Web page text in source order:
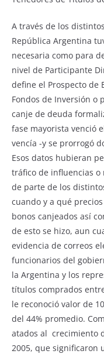
A través de los
República Argentina
necesaria como para
nivel de Participante
define el Prospecto de
Fondos de Inversión o
canje de deuda
fase mayorista venció
vencía -y se prorrogó
Esos datos hubieran
tráfico de influencias
de parte de los
cuando y a qué
bonos canjeados así
de esto se hizo, aun
evidencia de correos
funcionarios del
la Argentina y los
títulos comprados
le reconoció valor de
del 44% promedio.
atados al crecimiento
2005, que significaron